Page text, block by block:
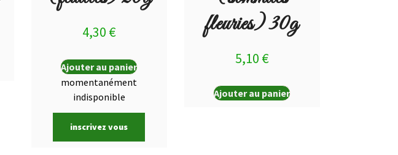
4,30 €
Ajouter au panier
momentanément
indisponible
inscrivez vous
fleuries) 30g
5,10 €
Ajouter au panier